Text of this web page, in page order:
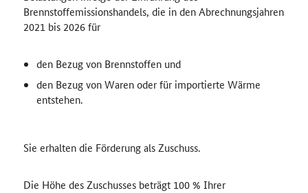
Brennstoffemissionshandels, die in den Abrechnungsjahren
2021 bis 2026 für
den Bezug von Brennstoffen und
den Bezug von Waren oder für importierte Wärme
entstehen.
Sie erhalten die Förderung als Zuschuss.
Die Höhe des Zuschusses beträgt 100% Ihrer